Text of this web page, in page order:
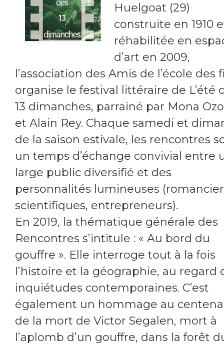
Huelgoat (29)
construite en 1910
réhabilitée en
d’art en 2009,
l’association des Amis de l’école des
organise le festival littéraire de L’été
13 dimanches, parrainé par Mona
et Alain Rey. Chaque samedi et
de la saison estivale, les rencontres
un temps d’échange convivial entre
large public diversifié et des
personnalités lumineuses
scientifiques, entrepreneurs).
En 2019, la thématique générale des
Rencontres s’intitule : « Au bord du
gouffre ». Elle interroge tout à la fois
l’histoire et la géographie, au regard
inquiétudes contemporaines. C’est
également un hommage au
de la mort de Victor Segalen, mort à
l’aplomb d’un gouffre, dans la forêt